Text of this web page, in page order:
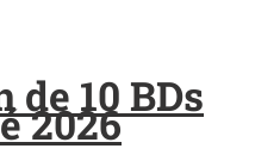
10 BDs
2026